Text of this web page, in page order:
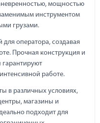
мощностью
инструментом
грузами.
оператора, создавая
Прочная конструкция и
работе.
в различных условиях,
магазины и
подходит для